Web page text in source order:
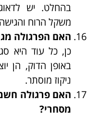
בהחלט. יש
משקל הרוח
האם הפרגולה
כן, כל עוד היא
באופן הדוק, הן
ניקוז מוסתר.
האם פרגולה
מסחרי?